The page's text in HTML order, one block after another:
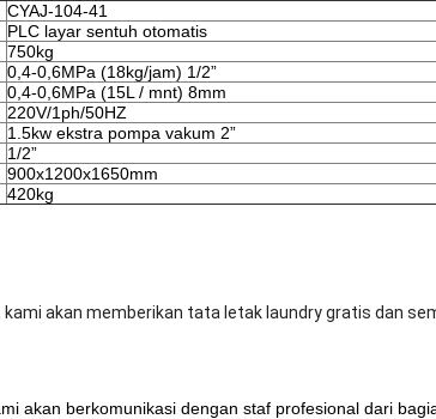
CYAJ-104-41
PLC layar sentuh otomatis
750kg
0,4-0,6MPa (18kg/jam) 1/2”
0,4-0,6MPa (15L / mnt) 8mm
220V/1ph/50HZ
1.5kw ekstra pompa vakum 2”
1/2”
900x1200x1650mm
420kg
akan memberikan tata letak laundry gratis dan
akan berkomunikasi dengan staf profesional dari